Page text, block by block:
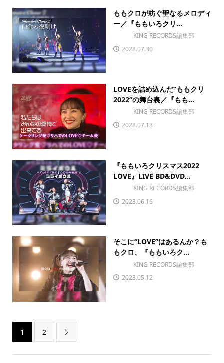
ももクロが紡ぐ聖なるメロディ
ー／『ももいろクリ...
KING RECORDS編集部
2023.07.30
LOVEを詰め込んだ“ももクリ
2022“の舞台裏／『もも...
KING RECORDS編集部
2023.07.13
『ももいろクリスマス2022
LOVE』LIVE BD&DVD...
KING RECORDS編集部
2023.06.16
そこに“LOVE”はあるんか？も
もクロ、『ももいろク...
KING RECORDS編集部
2023.05.12
1 2 